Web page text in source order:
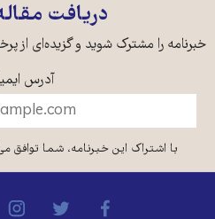
دریافت
خبرنامه را مشترک شوید و گزیده‌ای از
آدرس
با اشتراک این خبرنامه، شما توافق